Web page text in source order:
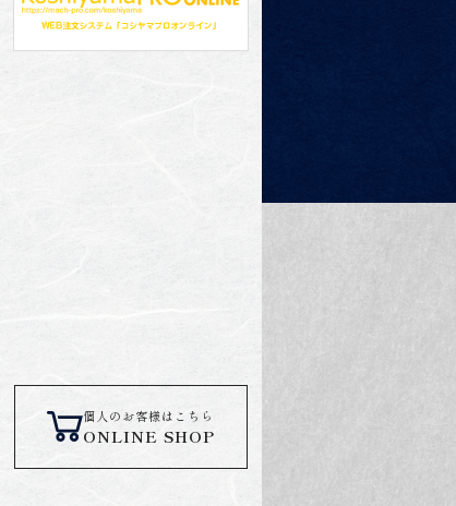
個人のお客様はこちら
ONLINE SHOP